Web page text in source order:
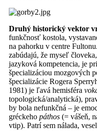
Druhý historický vektor
funkčnosť kostola,
na pahorku v centre
zabúdajú, že myseľ
jazyková kompetencia, je
špecializáciou mozgových
špecializácie Rogera
1981) je ľavá hemisféra
topologická/analytická),
by bola nefunkčná – je
gréckeho páthos (= vášeň,
vtip). Patrí sem nálada,